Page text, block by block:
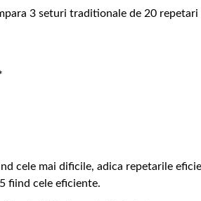
3 seturi traditionale de 20 repetari
cele mai dificile, adica repetarile
fiind cele eficiente.